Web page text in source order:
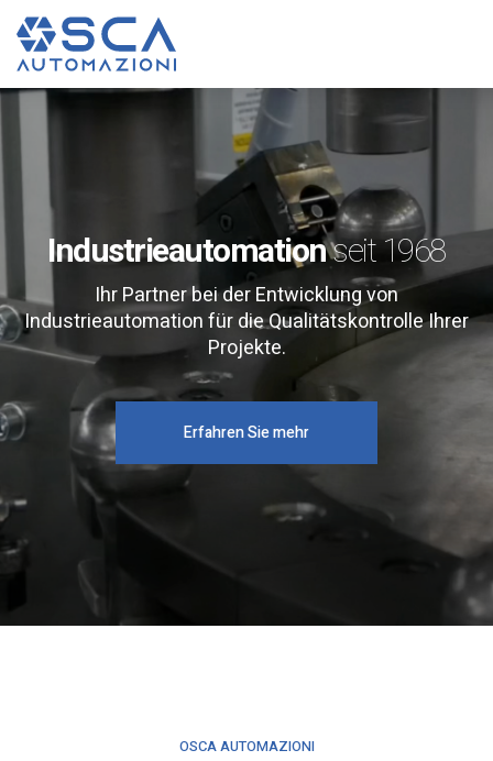
Industrieautomationseit 1968
Ihr Partner bei der Entwicklung von
Industrieautomation für die Qualitätskontrolle Ihrer
Projekte.
Erfahren Sie mehr
OSCA AUTOMAZIONI